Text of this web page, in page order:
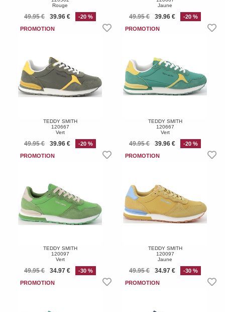
Rouge
49.95 € 39.96 € -20 %
Jaune
49.95 € 39.96 € -20 %
TEDDY SMITH
120667
Vert
49.95 € 39.96 € -20 %
TEDDY SMITH
120667
Vert
49.95 € 39.96 € -20 %
TEDDY SMITH
120097
Vert
49.95 € 34.97 € -30 %
TEDDY SMITH
120097
Jaune
49.95 € 34.97 € -30 %